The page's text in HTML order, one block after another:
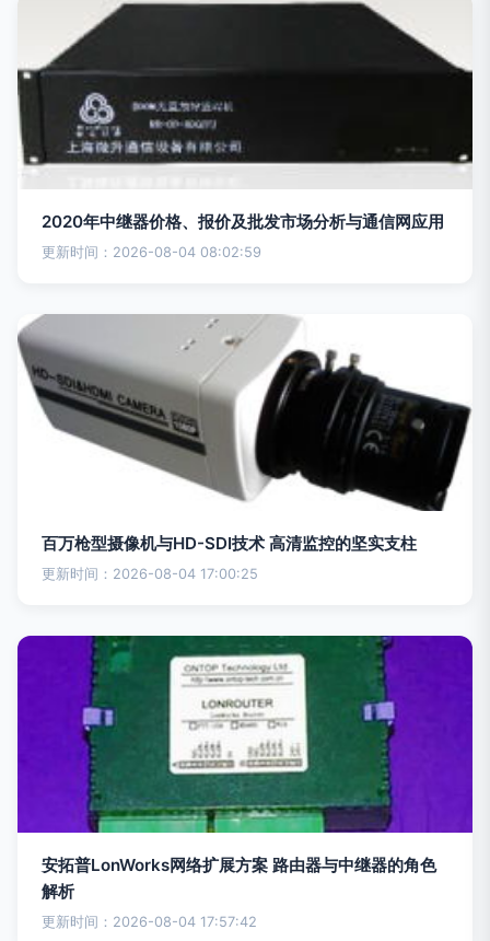
2020年中继器价格、报价及批发市场分析与通信网应用
更新时间：2026-08-04 08:02:59
百万枪型摄像机与HD-SDI技术 高清监控的坚实支柱
更新时间：2026-08-04 17:00:25
安拓普LonWorks网络扩展方案 路由器与中继器的角色
解析
更新时间：2026-08-04 17:57:42